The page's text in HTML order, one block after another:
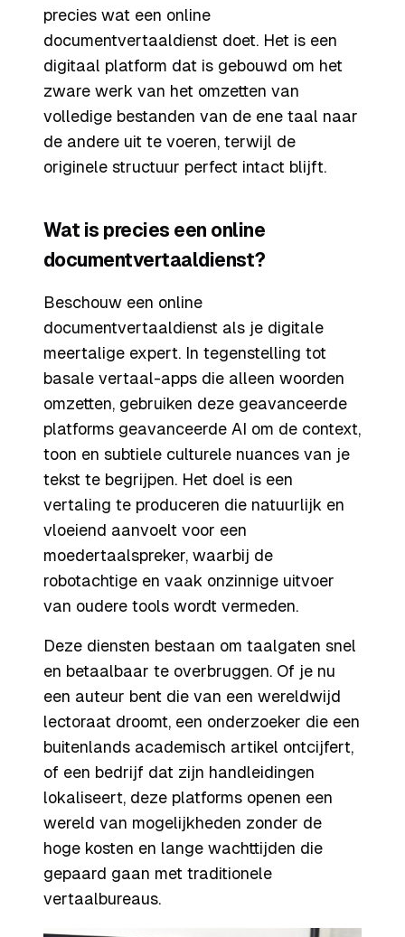
precies wat een online
documentvertaaldienst doet. Het is een
digitaal platform dat is gebouwd om het
zware werk van het omzetten van
volledige bestanden van de ene taal naar
de andere uit te voeren, terwijl de
originele structuur perfect intact blijft.
Wat is precies een online
documentvertaaldienst?
Beschouw een online
documentvertaaldienst als je digitale
meertalige expert. In tegenstelling tot
basale vertaal-apps die alleen woorden
omzetten, gebruiken deze geavanceerde
platforms geavanceerde AI om de context,
toon en subtiele culturele nuances van je
tekst te begrijpen. Het doel is een
vertaling te produceren die natuurlijk en
vloeiend aanvoelt voor een
moedertaalspreker, waarbij de
robotachtige en vaak onzinnige uitvoer
van oudere tools wordt vermeden.
Deze diensten bestaan om taalgaten snel
en betaalbaar te overbruggen. Of je nu
een auteur bent die van een wereldwijd
lectoraat droomt, een onderzoeker die een
buitenlands academisch artikel ontcijfert,
of een bedrijf dat zijn handleidingen
lokaliseert, deze platforms openen een
wereld van mogelijkheden zonder de
hoge kosten en lange wachttijden die
gepaard gaan met traditionele
vertaalbureaus.